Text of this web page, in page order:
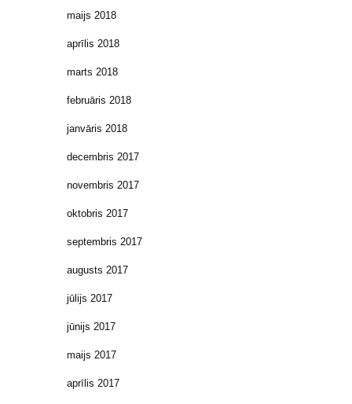
maijs 2018
aprīlis 2018
marts 2018
februāris 2018
janvāris 2018
decembris 2017
novembris 2017
oktobris 2017
septembris 2017
augusts 2017
jūlijs 2017
jūnijs 2017
maijs 2017
aprīlis 2017